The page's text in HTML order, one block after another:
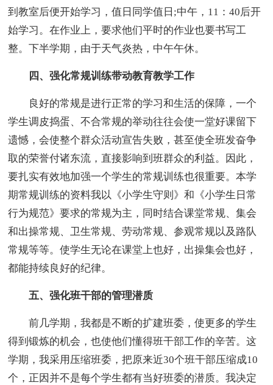
到教室后便开始学习，值日同学值日;中午，11：40后开
始学习。在作业上，要求他们平时的作业也要书写工
整。下半学期，由于天气炎热，中午午休。
四、强化常规训练带动教育教学工作
良好的常规是进行正常的学习和生活的保障，一个
学生调皮捣蛋、不合常规的举动往往会使一堂好课留下
遗憾，会使整个群众活动宣告失败，甚至使全班发奋争
取的荣誉付诸东流，直接影响到班群众的利益。因此，
要扎实有效地加强一个学生的常规训练也很重要。本学
期常规训练的资料我以《小学生守则》和《小学生日常
行为规范》要求的常规为主，同时结合课堂常规、集会
和出操常规、卫生常规、劳动常规、参观常规以及路队
常规等等。使学生无论在课堂上也好，出操集会也好，
都能持续良好的纪律。
五、强化班干部的管理潜质
前几学期，我都是不断的扩建班委，使更多的学生
得到锻炼的机会，也使他们懂得班干部工作的辛苦。这
学期，我采用压缩班委，把原来近30个班干部压缩成10
个，正因并不是每个学生都有当好班委的潜质。我决定